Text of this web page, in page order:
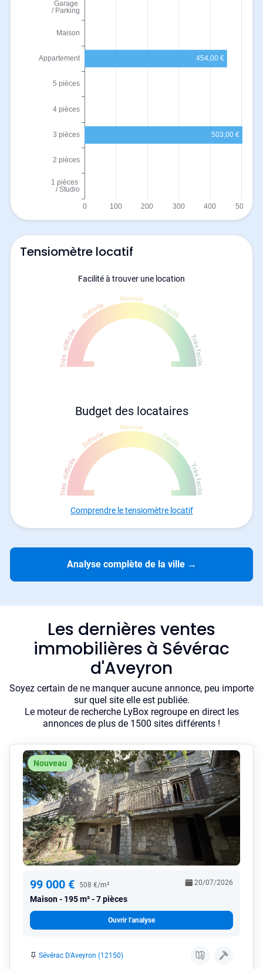
Tensiomètre locatif
Facilité à trouver une location
Budget des locataires
Comprendre le tensiomètre locatif
Analyse complète de la ville →
Les dernières ventes
immobilières à Sévérac
d'Aveyron
Soyez certain de ne manquer aucune annonce, peu importe
sur quel site elle est publiée.
Le moteur de recherche LyBox regroupe en direct les
annonces de plus de 1500 sites différents !
Nouveau
99 000 € 508 €/m²
Maison 195 m² - 7 pièces
20/07/2026
Ouvrir l'analyse
Sévérac D'Aveyron (12150)